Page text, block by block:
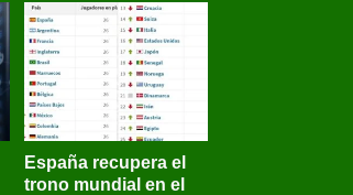
España recupera el
trono mundial en el